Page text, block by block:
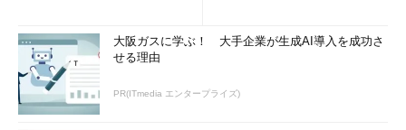
大阪ガスに学ぶ！ 大手企業が生成AI導入を成功さ
せる理由
PR(ITmedia エンタープライズ)